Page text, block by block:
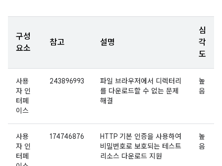
구성
요소
참고 설명
심
각
도
사용
자 인
터페
이스
243896993
파일 브라우저에서 디렉터리
를 다운로드할 수 없는 문제
해결
높
음
사용
자 인
터페
174746876
HTTP 기본 인증을 사용하여
비밀번호로 보호되는 테스트
리소스 다운로드 지원
높
음